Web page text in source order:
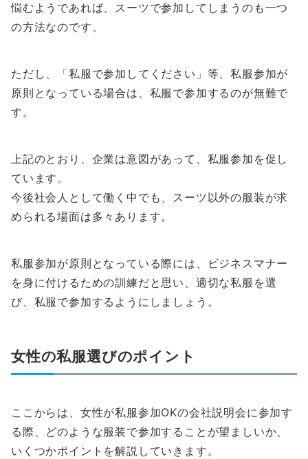
悩むようであれば、スーツで参加してしまうのも一つ
の方法なのです。
ただし、「私服で参加してください」等、私服参加が
原則となっている場合は、私服で参加するのが無難で
す。
上記のとおり、企業は意図があって、私服参加を促し
ています。
今後社会人として働く中でも、スーツ以外の服装が求
められる場面は多々あります。
私服参加が原則となっている際には、ビジネスマナー
を身に付けるための訓練だと思い、適切な私服を選
び、私服で参加するようにしましょう。
女性の私服選びのポイント
ここからは、女性が私服参加OKの会社説明会に参加す
る際、どのような服装で参加することが望ましいか、
いくつかポイントを解説していきます。